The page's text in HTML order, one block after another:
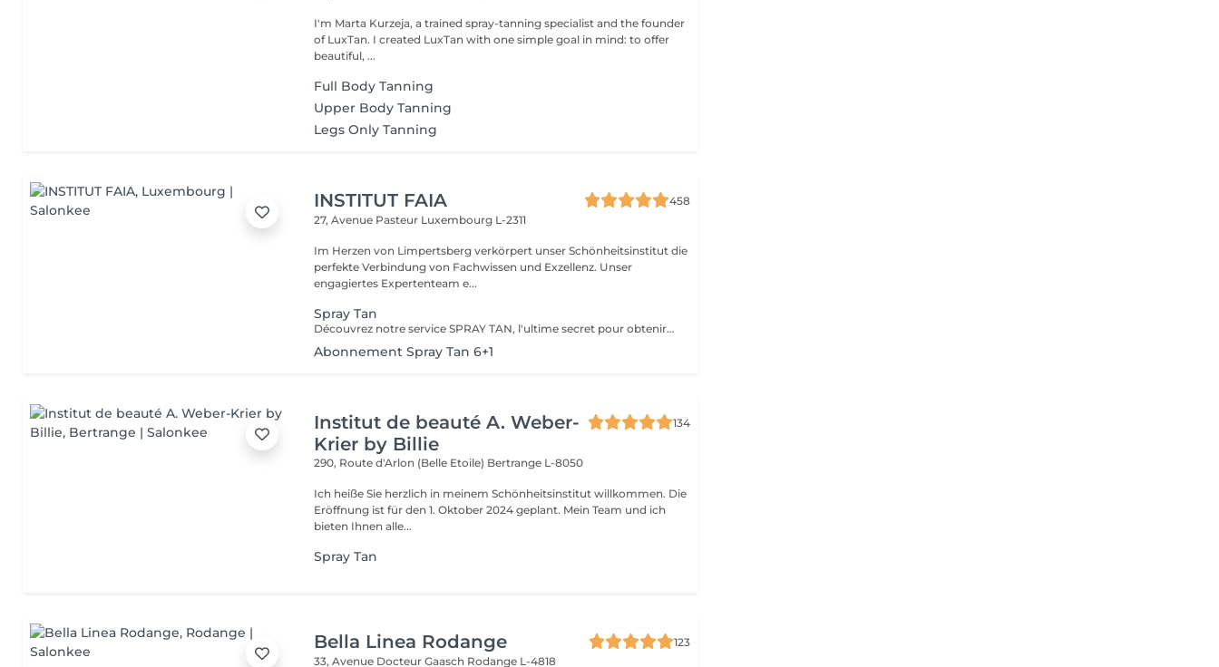
I'm Marta Kurzeja, a trained spray-tanning specialist and the founder
of LuxTan. I created LuxTan with one simple goal in mind: to offer
beautiful, ...
Full Body Tanning
Upper Body Tanning
Legs Only Tanning
INSTITUT FAIA
458
27, Avenue Pasteur Luxembourg L-2311
Im Herzen von Limpertsberg verkörpert unser Schönheitsinstitut die
perfekte Verbindung von Fachwissen und Exzellenz. Unser
engagiertes Expertenteam e...
Spray Tan
Découvrez notre service SPRAY TAN, l'ultime secret pour obtenir secret pour un éclat doré sans nuire à votre peau. Notre formule révolutionnaire, non testée sur les animaux, garantit un bronzage naturel et sans effet « orange ». Choissisez parmi une gamme de teints pour obtenir la nuance parfaite qui convient à votre style. Donnez à votre peau l'éclat qu'elle mérite et révélez une beauté radieuse en un instant. Osez le bronzage en toute confiance avec notre Spray Tan.
Abonnement Spray Tan 6+1
Institut de beauté A. Weber-
Krier by Billie
134
290, Route d'Arlon (Belle Etoile) Bertrange L-8050
Ich heiße Sie herzlich in meinem Schönheitsinstitut willkommen. Die
Eröffnung ist für den 1. Oktober 2024 geplant. Mein Team und ich
bieten Ihnen alle...
Spray Tan
Bella Linea Rodange
123
33, Avenue Docteur Gaasch Rodange L-4818